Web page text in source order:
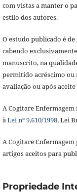
com vistas a manter o
estilo dos autores.
O estudo publicado é
cabendo
manuscrito, na
permitido acréscimo ou
avaliação ou após
A Cogitare
àLei nº 9.610/1998, Lei
A Cogitare
artigos aceitos para
Propriedade